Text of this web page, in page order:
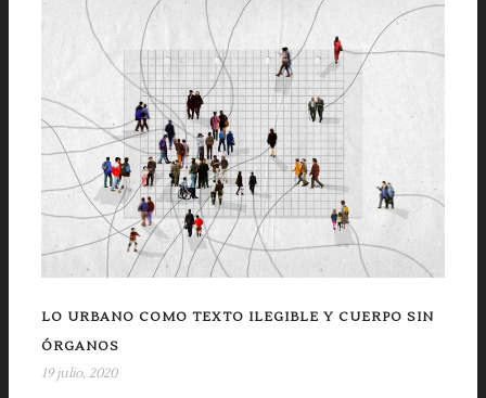
LO URBANO COMO TEXTO ILEGIBLE Y CUERPO SIN
ÓRGANOS
19 julio, 2020